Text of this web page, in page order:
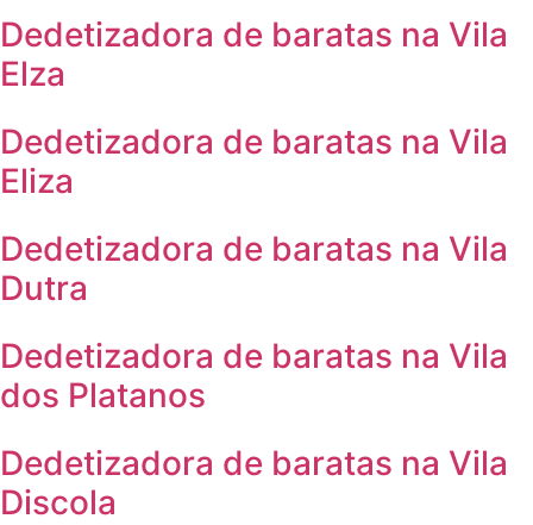
Dedetizadora de baratas na Vila
Elza
Dedetizadora de baratas na Vila
Eliza
Dedetizadora de baratas na Vila
Dutra
Dedetizadora de baratas na Vila
dos Platanos
Dedetizadora de baratas na Vila
Discola